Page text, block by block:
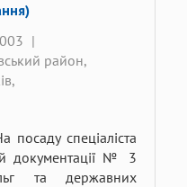
|
район,
спеціаліста
документації № 3
та державних